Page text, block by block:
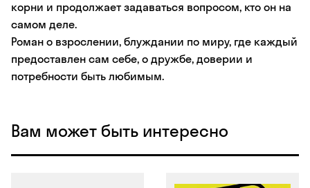
корни и продолжает задаваться вопросом, кто он на
самом деле.
Роман о взрослении, блуждании по миру, где каждый
предоставлен сам себе, о дружбе, доверии и
потребности быть любимым.
Вам может быть интересно